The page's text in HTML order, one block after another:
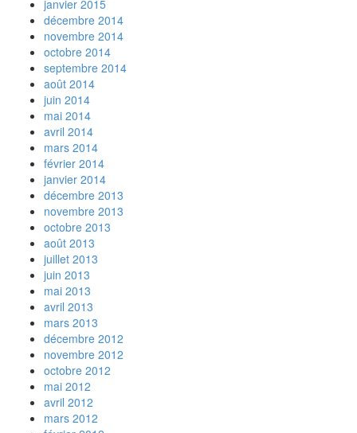
janvier 2015
décembre 2014
novembre 2014
octobre 2014
septembre 2014
août 2014
juin 2014
mai 2014
avril 2014
mars 2014
février 2014
janvier 2014
décembre 2013
novembre 2013
octobre 2013
août 2013
juillet 2013
juin 2013
mai 2013
avril 2013
mars 2013
décembre 2012
novembre 2012
octobre 2012
mai 2012
avril 2012
mars 2012